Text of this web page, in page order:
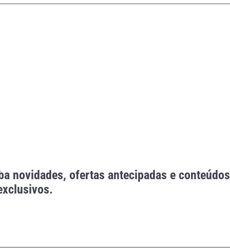
novidades, ofertas antecipadas e conteúdos